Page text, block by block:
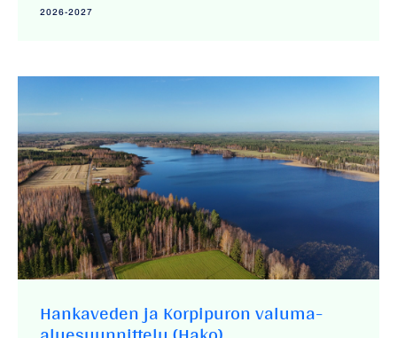
2026-2027
Hankaveden ja Korpipuron valuma-